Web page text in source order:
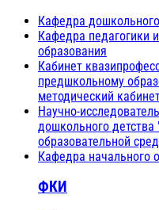
Кафедра
Кафедра педагогики
образования
Кабинет
предшкольному
методический
Научно-
дошкольного
образовательной
Кафедра начального
ФКИ